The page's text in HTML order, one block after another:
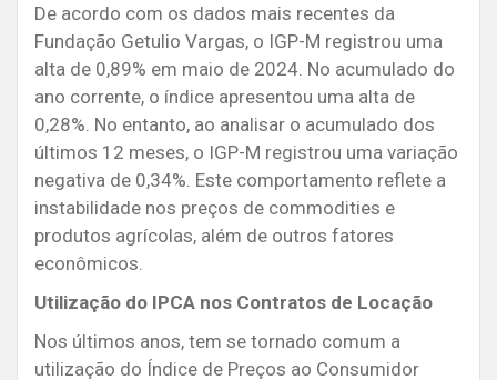
De acordo com os dados mais recentes da
Fundação Getulio Vargas, o IGP-M registrou uma
alta de 0,89% em maio de 2024. No acumulado do
ano corrente, o índice apresentou uma alta de
0,28%. No entanto, ao analisar o acumulado dos
últimos 12 meses, o IGP-M registrou uma variação
negativa de 0,34%. Este comportamento reflete a
instabilidade nos preços de commodities e
produtos agrícolas, além de outros fatores
econômicos.
Utilização do IPCA nos Contratos de Locação
Nos últimos anos, tem se tornado comum a
utilização do Índice de Preços ao Consumidor